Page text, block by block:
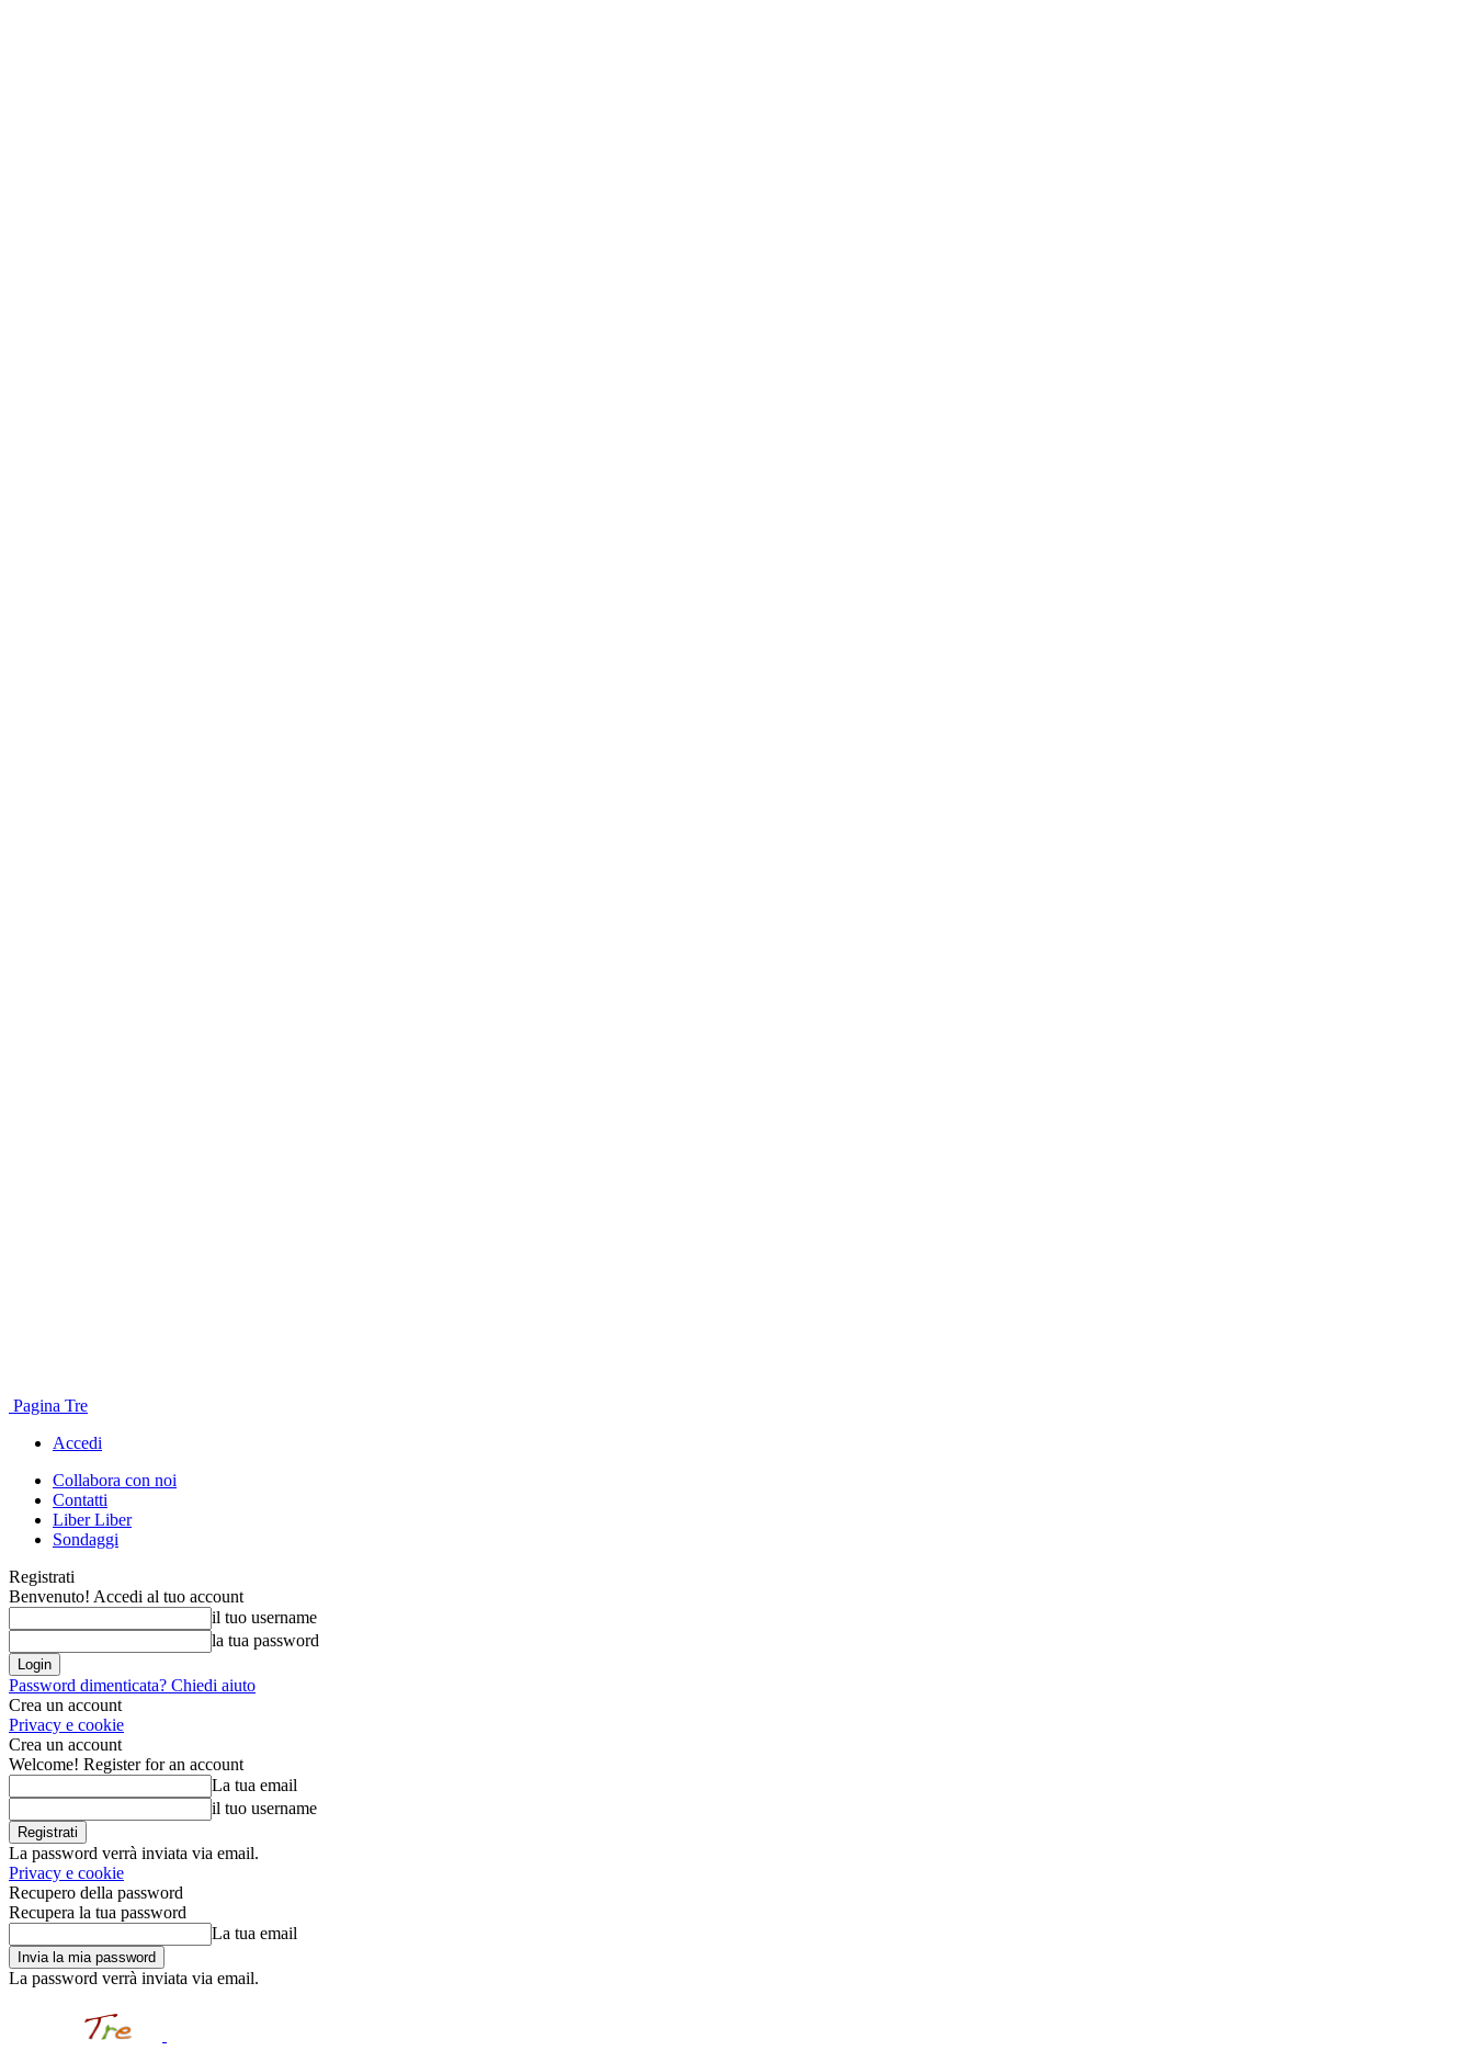
Pagina Tre
Accedi
Collabora con noi
Contatti
Liber Liber
Sondaggi
Registrati
Benvenuto! Accedi al tuo account
il tuo username
la tua password
Password dimenticata? Chiedi aiuto
Crea un account
Privacy e cookie
Crea un account
Welcome! Register for an account
La tua email
il tuo username
La password verrà inviata via email.
Privacy e cookie
Recupero della password
Recupera la tua password
La tua email
La password verrà inviata via email.